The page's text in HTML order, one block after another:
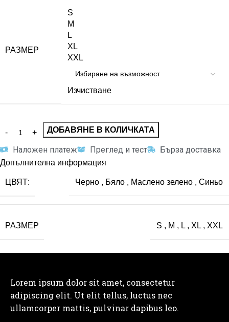
РАЗМЕР
S
M
L
XL
XXL
Изчистване
ДОБАВЯНЕ В КОЛИЧКАТА
Наложен платеж Преглед и тест Бърза доставка
Допълнителна информация
ЦВЯТ: Черно , Бяло , Маслено зелено , Синьо
РАЗМЕР S , M , L , XL , XXL
Lorem ipsum dolor sit amet, consectetur
adipiscing elit. Ut elit tellus, luctus nec
ullamcorper mattis, pulvinar dapibus leo.